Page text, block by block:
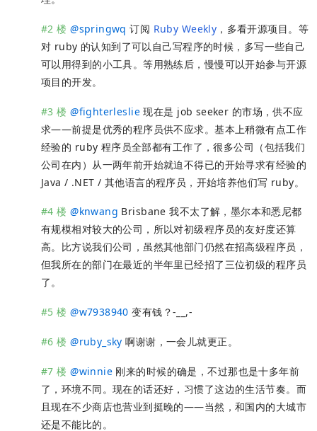
#2 楼 @springwq 订阅 Ruby Weekly ，多看开源项目。等
对 ruby 的认知到了可以自己写程序的时候，多写一些自己
可以用得到的小工具。等用熟练后，慢慢可以开始参与开源
项目的开发。
#3 楼 @fighterleslie 现在是 job seeker 的市场，供不应
求——前提是优秀的程序员供不应求。基本上稍微有点工作
经验的 ruby 程序员全部都有工作了，很多公司（包括我们
公司在内）从一两年前开始就迫不得已的开始寻求有经验的
Java / .NET / 其他语言的程序员，开始培养他们写 ruby。
#4 楼 @knwang Brisbane 我不太了解，墨尔本和悉尼都
有规模相对较大的公司，所以对初级程序员的友好度还算
高。比方说我们公司，虽然其他部门仍然在招高级程序员，
但我所在的部门在最近的半年里已经招了三位初级的程序员
了。
#5 楼 @w7938940 变有钱？-__,-
#6 楼 @ruby_sky 啊谢谢，一会儿就更正。
#7 楼 @winnie 刚来的时候的确是，不过那也是十多年前
了，环境不同。现在的话还好，习惯了这边的生活节奏。而
且现在不少商店也营业到挺晚的——当然，和国内的大城市
还是不能比的。